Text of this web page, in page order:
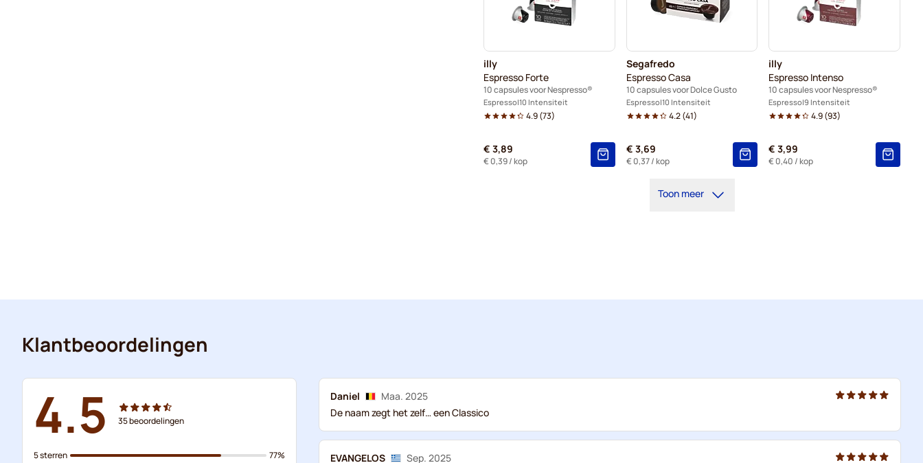
illy
Espresso Forte
10 capsules voor Nespresso®
Espresso 10 Intensiteit
4.9(73)
€ 3,89
€ 0,39/ kop
Segafredo
Espresso Casa
10 capsules voor Dolce Gusto
Espresso 10 Intensiteit
4.2(41)
€ 3,69
€ 0,37/ kop
illy
Espresso Intenso
10 capsules voor Nespresso®
Espresso 9 Intensiteit
4.9(93)
€ 3,99
€ 0,40 / kop
Toon meer
Klantbeoordelingen
4.5 35beoordelingen
5 sterren
77%
Daniel
Maa. 2025
De naam zegt het zelf… een Classico
EVANGELOS
Sep. 2025